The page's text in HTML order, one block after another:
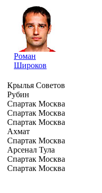
Роман
Широков
Крылья Советов
Рубин
Спартак Москва
Спартак Москва
Спартак Москва
Ахмат
Спартак Москва
Арсенал Тула
Спартак Москва
Спартак Москва